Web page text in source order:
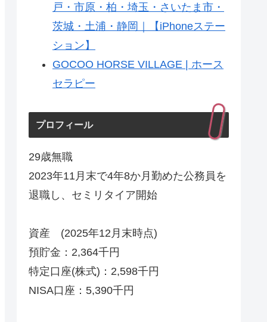
戸・市原・柏・埼玉・さいたま市・
茨城・土浦・静岡｜【iPhoneステー
ション】
GOCOO HORSE VILLAGE | ホース
セラピー
プロフィール
29歳無職
2023年11月末で4年8か月勤めた公務員を
退職し、セミリタイア開始
資産 (2025年12月末時点)
預貯金：2,364千円
特定口座(株式)：2,598千円
NISA口座：5,390千円